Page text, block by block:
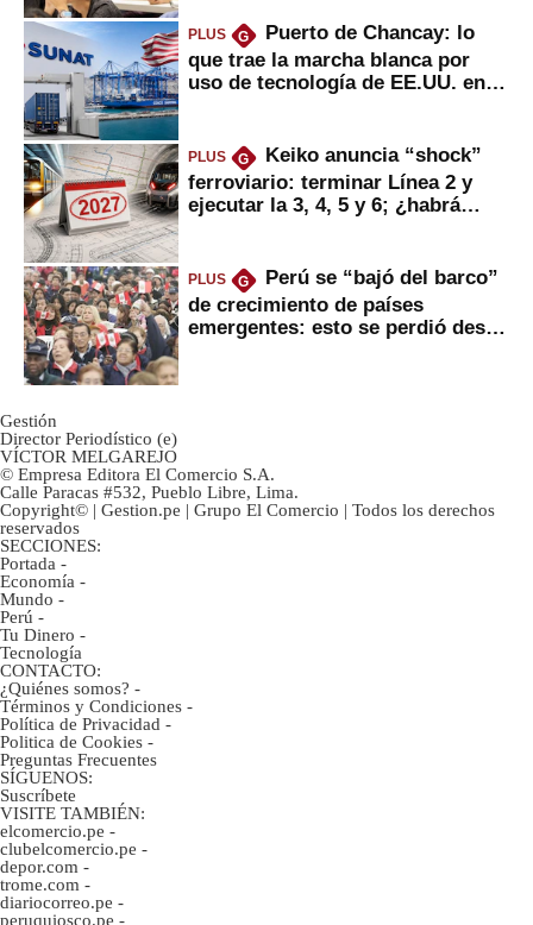
PLUS G
Puerto de Chancay: lo
que trae la marcha blanca por
uso de tecnología de EE.UU. en
PLUS G
Keiko anuncia “shock”
ferroviario: terminar Línea 2 y
ejecutar la 3, 4, 5 y 6; ¿habrá
PLUS G
Perú se “bajó del barco”
de crecimiento de países
emergentes: esto se perdió desde
Gestión
Director Periodístico (e)
VÍCTOR MELGAREJO
© Empresa Editora El Comercio S.A.
Calle Paracas #532, Pueblo Libre, Lima.
Copyright© | Gestion.pe | Grupo El Comercio | Todos los derechos
reservados
SECCIONES:
Portada -
Economía -
Mundo -
Perú -
Tu Dinero -
Tecnología
CONTACTO:
¿Quiénes somos? -
Términos y Condiciones -
Política de Privacidad -
Politica de Cookies -
Preguntas Frecuentes
SÍGUENOS:
Suscríbete
VISITE TAMBIÉN:
elcomercio.pe -
clubelcomercio.pe -
depor.com -
trome.com -
diariocorreo.pe -
peruquiosco.pe -